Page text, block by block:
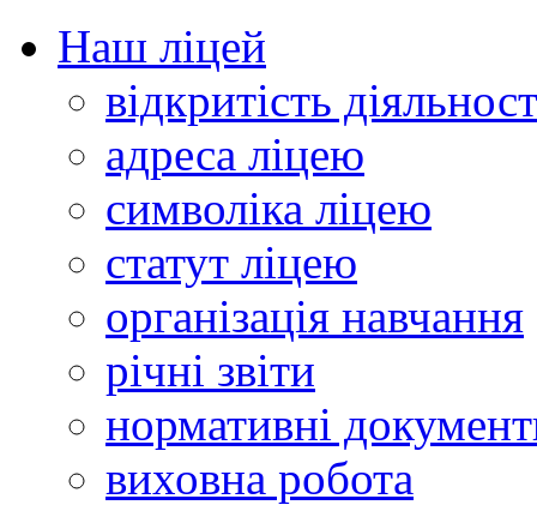
Наш ліцей
відкритість
адреса ліцею
символіка ліцею
статут ліцею
організація навчання
річні звіти
нормативні
виховна робота